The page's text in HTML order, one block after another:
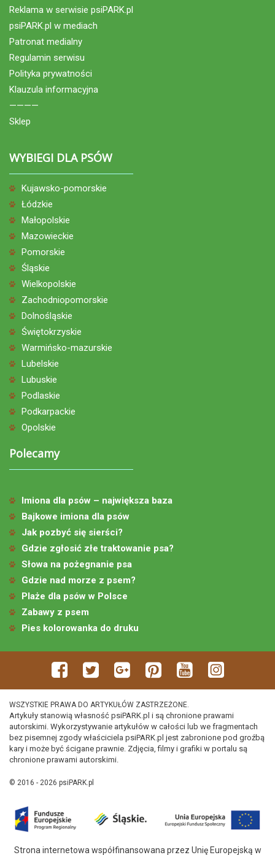
Reklama w serwisie psiPARK.pl
psiPARK.pl w mediach
Patronat medialny
Regulamin serwisu
Polityka prywatności
Klauzula informacyjna
————
Sklep
WYBIEGI DLA PSÓW
Kujawsko-pomorskie
Łódzkie
Małopolskie
Mazowieckie
Pomorskie
Śląskie
Wielkopolskie
Zachodniopomorskie
Dolnośląskie
Świętokrzyskie
Warmińsko-mazurskie
Lubelskie
Lubuskie
Podlaskie
Podkarpackie
Opolskie
Polecamy
Imiona dla psów – największa baza
Bajkowe imiona dla psów
Jak pozbyć się sierści?
Gdzie zgłosić złe traktowanie psa?
Słowa na pożegnanie psa
Gdzie nad morze z psem?
Plaże dla psów w Polsce
Zabawy z psem
Pies kolorowanka do druku
WSZYSTKIE PRAWA DO ARTYKUŁÓW ZASTRZEŻONE.
Artykuły stanowią własność psiPARK.pl i są chronione prawami
autorskimi. Wykorzystywanie artykułów w całości lub we fragmentach
bez pisemnej zgody właściciela psiPARK.pl jest zabronione pod groźbą
kary i może być ścigane prawnie. Zdjęcia, filmy i grafiki w portalu są
chronione prawami autorskimi.
© 2016 - 2026 psiPARK.pl
Strona internetowa współfinansowana przez Unię Europejską w